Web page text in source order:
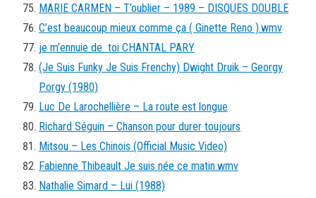
MARIE CARMEN – T’oublier – 1989 – DISQUES DOUBLE
C’est beaucoup mieux comme ça ( Ginette Reno ).wmv
je m’ennuie de toi CHANTAL PARY
(Je Suis Funky Je Suis Frenchy) Dwight Druik – Georgy
Porgy (1980)
Luc De Larochellière – La route est longue
Richard Séguin – Chanson pour durer toujours
Mitsou – Les Chinois (Official Music Video)
Fabienne Thibeault Je suis née ce matin.wmv
Nathalie Simard – Lui (1988)